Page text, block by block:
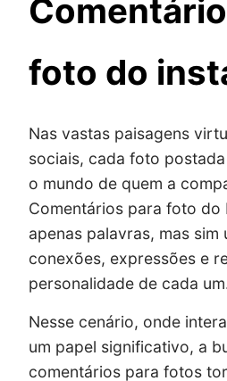
foto do
Nas vastas paisagens
sociais, cada foto
o mundo de quem a
Comentários para foto do
apenas palavras, mas
conexões, expressões e
personalidade de cada
Nesse cenário, onde
um papel significativo, a
comentários para fotos